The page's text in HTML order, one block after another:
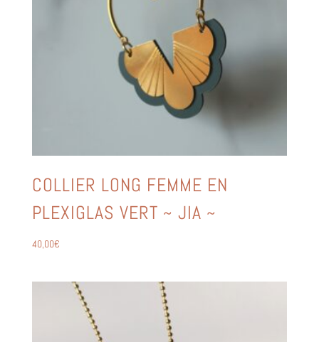
COLLIER LONG FEMME EN
PLEXIGLAS VERT ~ JIA ~
40,00€